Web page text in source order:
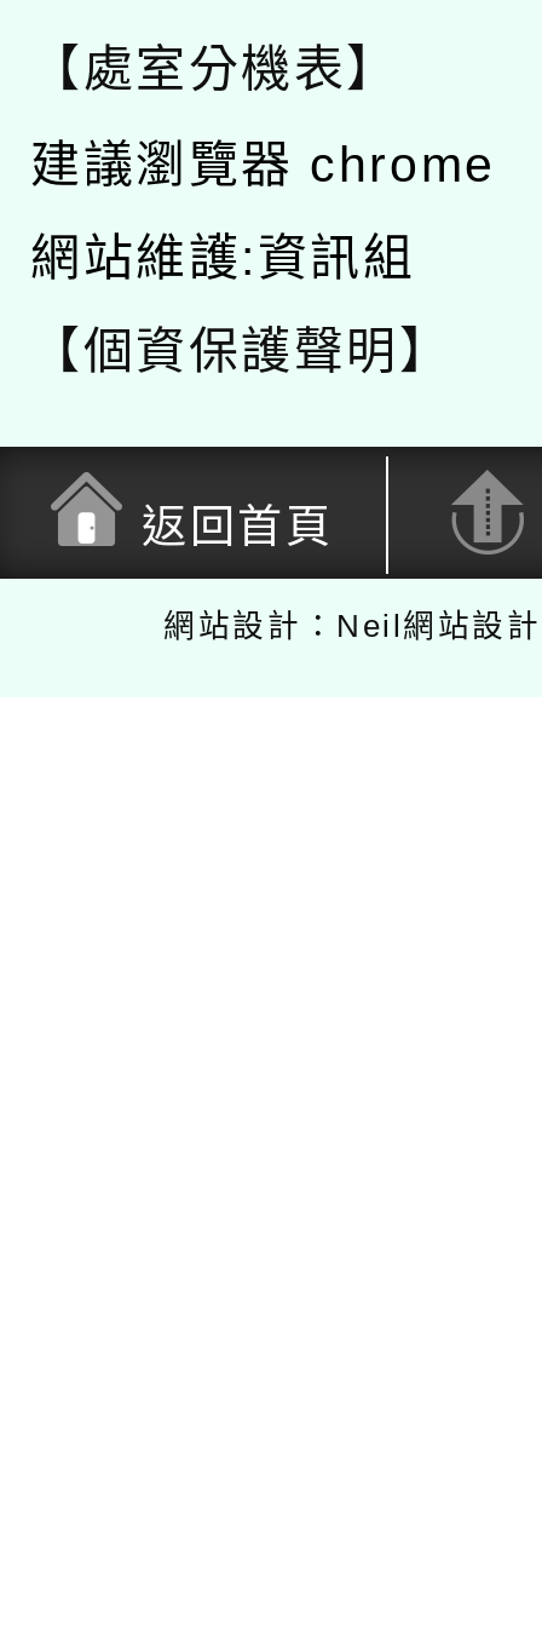
【處室分機表】
建議瀏覽器 chrome
網站維護:資訊組
【個資保護聲明】
返回首頁
網站設計：Neil網站設